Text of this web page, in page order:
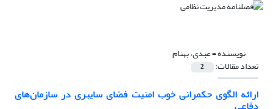
نویسنده =عبدی، بهنام
تعداد مقالات: 2
ارائه الگوی حکمرانی خوب امنیت فضای سایبری در سازمان‌های